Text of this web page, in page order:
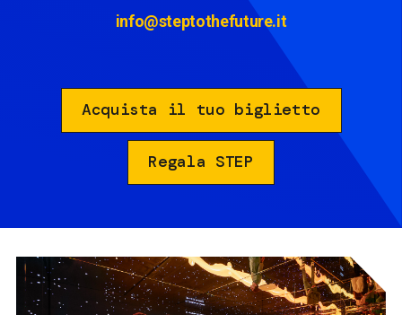
info@steptothefuture.it
Acquista il tuo biglietto
Regala STEP